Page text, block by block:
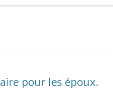
pour les époux.